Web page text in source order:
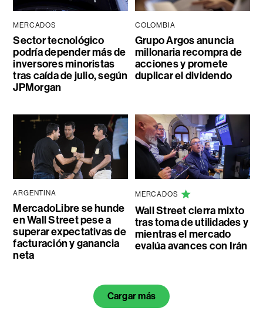
MERCADOS
Sector tecnológico
podría depender más de
inversores minoristas
tras caída de julio, según
JPMorgan
COLOMBIA
Grupo Argos anuncia
millonaria recompra de
acciones y promete
duplicar el dividendo
ARGENTINA
MercadoLibre se hunde
en Wall Street pese a
superar expectativas de
facturación y ganancia
neta
MERCADOS
Wall Street cierra mixto
tras toma de utilidades y
mientras el mercado
evalúa avances con Irán
Cargar más